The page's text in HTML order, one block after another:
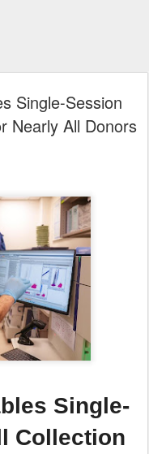
Single-Session
Nearly All Donors
Single-
Collection